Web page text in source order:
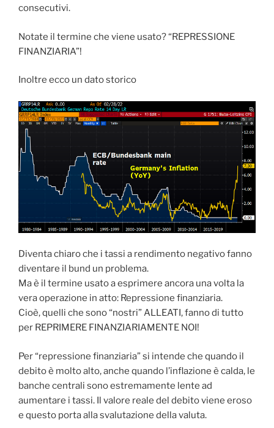
consecutivi.
Notate il termine che viene usato? “REPRESSIONE
FINANZIARIA”!
Inoltre ecco un dato storico
Diventa chiaro che i tassi a rendimento negativo fanno
diventare il bund un problema.
Ma è il termine usato a esprimere ancora una volta la
vera operazione in atto: Repressione finanziaria.
Cioè, quelli che sono “nostri” ALLEATI, fanno di tutto
per REPRIMERE FINANZIARIAMENTE NOI!
Per “repressione finanziaria” si intende che quando il
debito è molto alto, anche quando l’inflazione è calda, le
banche centrali sono estremamente lente ad
aumentare i tassi. Il valore reale del debito viene eroso
e questo porta alla svalutazione della valuta.